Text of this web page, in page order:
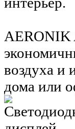
AERONIK
воздуха и
дома или